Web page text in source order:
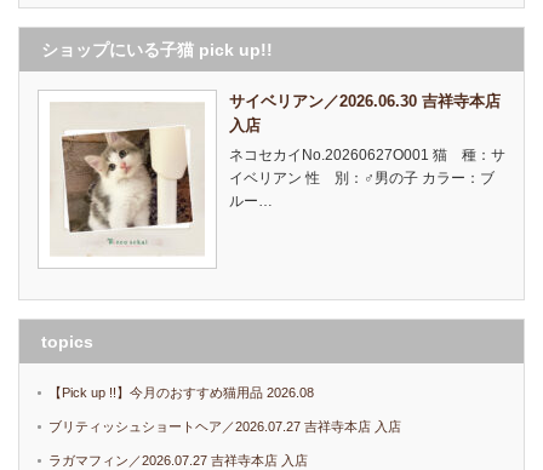
ショップにいる子猫 pick up!!
サイベリアン／2026.06.30 吉祥寺本店
入店
ネコセカイNo.20260627O001 猫 種：サ
イベリアン 性 別：♂男の子 カラー：ブ
ルー…
topics
【Pick up !!】今月のおすすめ猫用品 2026.08
ブリティッシュショートヘア／2026.07.27 吉祥寺本店 入店
ラガマフィン／2026.07.27 吉祥寺本店 入店